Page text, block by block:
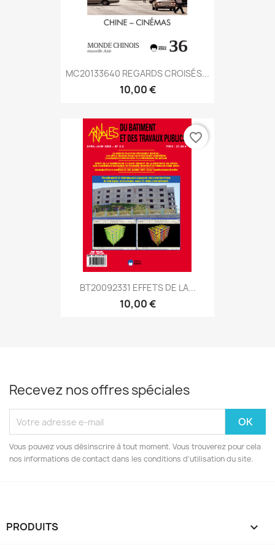
MC20133640 REGARDS CROISÉS...
10,00 €
BT20092331 EFFETS DE LA...
10,00 €
favorite_border
Recevez nos offres spéciales
Vous pouvez vous désinscrire à tout moment. Vous trouverez pour cela
nos informations de contact dans les conditions d'utilisation du site.
PRODUITS 